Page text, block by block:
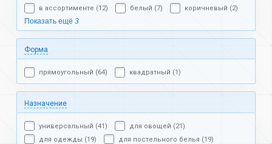
в ассортименте (12)
белый (7) коричневый (2)
Показать ещё 3
Форма
прямоугольный (64) квадратный (1)
Назначение
универсальный (41)
для овощей (21)
для одежды (19)
для постельного белья (19)